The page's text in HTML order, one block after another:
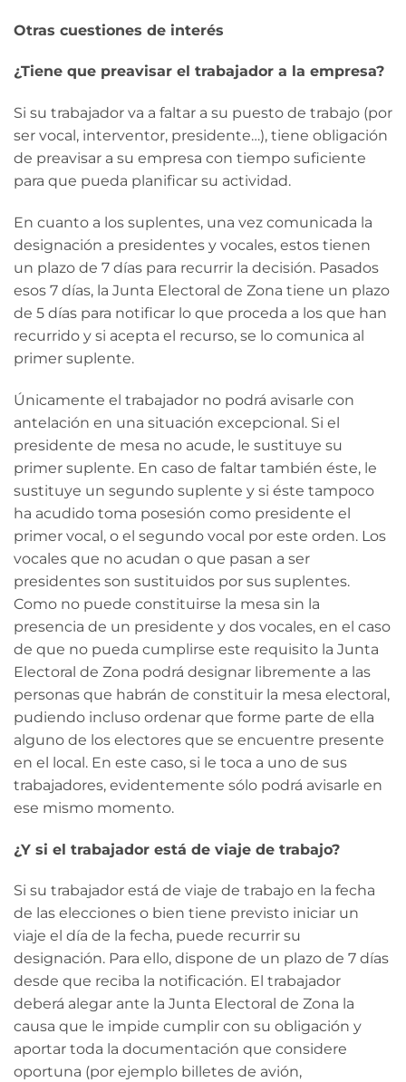
Otras cuestiones de interés
¿Tiene que preavisar el trabajador a la empresa?
Si su trabajador va a faltar a su puesto de trabajo (por
ser vocal, interventor, presidente…), tiene obligación
de preavisar a su empresa con tiempo suficiente
para que pueda planificar su actividad.
En cuanto a los suplentes, una vez comunicada la
designación a presidentes y vocales, estos tienen
un plazo de 7 días para recurrir la decisión. Pasados
esos 7 días, la Junta Electoral de Zona tiene un plazo
de 5 días para notificar lo que proceda a los que han
recurrido y si acepta el recurso, se lo comunica al
primer suplente.
Únicamente el trabajador no podrá avisarle con
antelación en una situación excepcional. Si el
presidente de mesa no acude, le sustituye su
primer suplente. En caso de faltar también éste, le
sustituye un segundo suplente y si éste tampoco
ha acudido toma posesión como presidente el
primer vocal, o el segundo vocal por este orden. Los
vocales que no acudan o que pasan a ser
presidentes son sustituidos por sus suplentes.
Como no puede constituirse la mesa sin la
presencia de un presidente y dos vocales, en el caso
de que no pueda cumplirse este requisito la Junta
Electoral de Zona podrá designar libremente a las
personas que habrán de constituir la mesa electoral,
pudiendo incluso ordenar que forme parte de ella
alguno de los electores que se encuentre presente
en el local. En este caso, si le toca a uno de sus
trabajadores, evidentemente sólo podrá avisarle en
ese mismo momento.
¿Y si el trabajador está de viaje de trabajo?
Si su trabajador está de viaje de trabajo en la fecha
de las elecciones o bien tiene previsto iniciar un
viaje el día de la fecha, puede recurrir su
designación. Para ello, dispone de un plazo de 7 días
desde que reciba la notificación. El trabajador
deberá alegar ante la Junta Electoral de Zona la
causa que le impide cumplir con su obligación y
aportar toda la documentación que considere
oportuna (por ejemplo billetes de avión,